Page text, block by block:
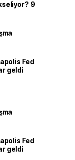
9
Fed
geldi
Fed
geldi